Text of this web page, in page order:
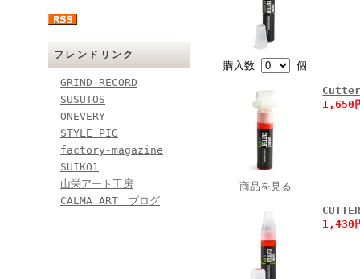
フレンドリンク
GRIND RECORD
SUSUTOS
ONEVERY
STYLE PIG
factory-magazine
SUIKO1
山栄アート工房
CALMA ART ブログ
購入数 個
商品を見る
Cutter
1,650
1,430